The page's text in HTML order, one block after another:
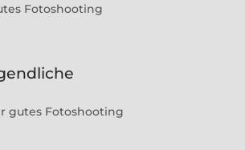
Fotoshooting
gutes Fotoshooting